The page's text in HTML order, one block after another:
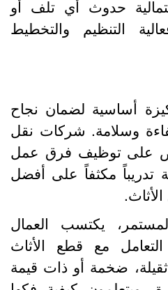
حدوث أي تلف أو
التنظيم والتخطيط
أساسية لضمان نجاح
وسلامة. شركات نقل
على توظيف فرق عمل
مكثفاً على أفضل
يكتسب العمال
مع قطع الأثاث
ضخمة أو ذات قيمة